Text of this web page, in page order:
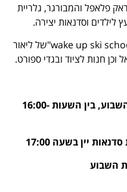
פלאפל והמבורגר, גלריית
וסדנאות יצירה.
בנמל פועל גם מגוון ספורט ימי- -"wake up ski school"של ליאור
וכן חנות לציוד ובגדי ספורט.
שעות פעילות חדר היין: כל ימות השבוע, בין השעות 16:00-
יין בשעה 17:00
השבוע